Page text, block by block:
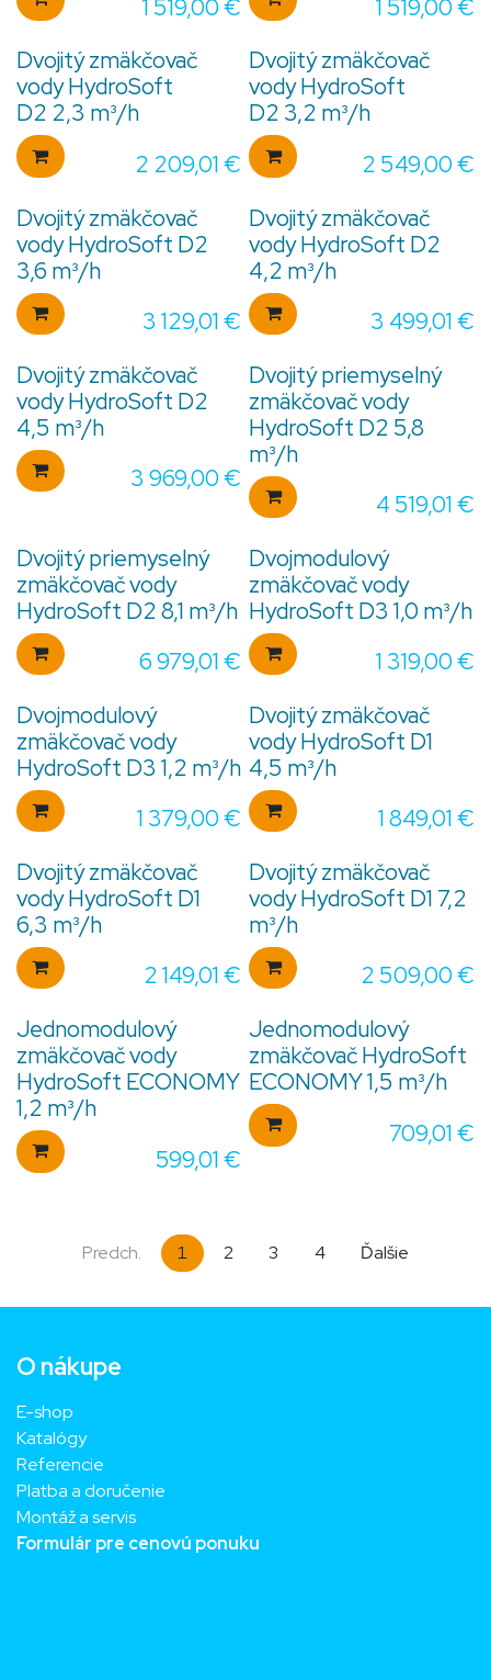
1 519,00€ 1 519,00€
Dvojitý zmäkčovač
vody HydroSoft
D2 2,3 m³/h
2 209,01€
Dvojitý zmäkčovač
vody HydroSoft
D2 3,2 m³/h
2 549,00€
Dvojitý zmäkčovač
vody HydroSoft D2
3,6 m³/h
3 129,01€
Dvojitý zmäkčovač
vody HydroSoft D2
4,2 m³/h
3 499,01€
Dvojitý zmäkčovač
vody HydroSoft D2
4,5 m³/h
3 969,00€
Dvojitý priemyselný
zmäkčovač vody
HydroSoft D2 5,8
m³/h
4 519,01€
Dvojitý priemyselný
zmäkčovač vody
HydroSoft D2 8,1 m³/h
6 979,01€
Dvojmodulový
zmäkčovač vody
HydroSoft D3 1,0 m³/h
1 319,00€
Dvojmodulový
zmäkčovač vody
HydroSoft D3 1,2 m³/h
1 379,00€
Dvojitý zmäkčovač
vody HydroSoft D1
4,5 m³/h
1 849,01€
Dvojitý zmäkčovač
vody HydroSoft D1
6,3 m³/h
2 149,01€
Dvojitý zmäkčovač
vody HydroSoft D1 7,2
m³/h
2 509,00€
Jednomodulový
zmäkčovač vody
HydroSoft ECONOMY
1,2 m³/h
599,01€
Jednomodulový
zmäkčovač HydroSoft
ECONOMY 1,5 m³/h
709,01€
Predch. 1 2 3 4 Ďalšie
O nákupe
E-shop
Katalógy
Referencie
Platba a doručenie
Montáž a servis
Formulár pre cenovú ponuku